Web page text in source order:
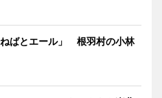
ねばとエール」 根羽村の小林